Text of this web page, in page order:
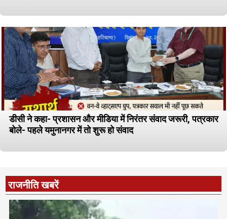
डीसी ने कहा- प्रशासन और मीडिया में निरंतर संवाद जरूरी, पत्रकार
बोले- पहले यमुनानगर में तो शुरू हो संवाद
राजनीति खबरें